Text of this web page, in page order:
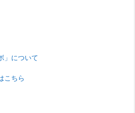
」について
こちら